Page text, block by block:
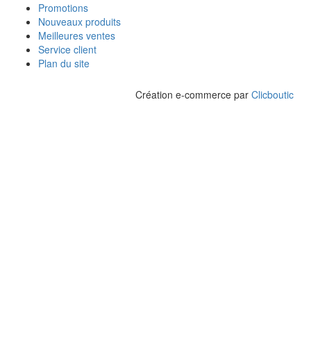
Promotions
Nouveaux produits
Meilleures ventes
Service client
Plan du site
Création e-commerce par Clicboutic